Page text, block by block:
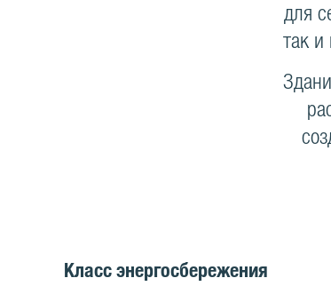
для
так и
Класс энергосбережения